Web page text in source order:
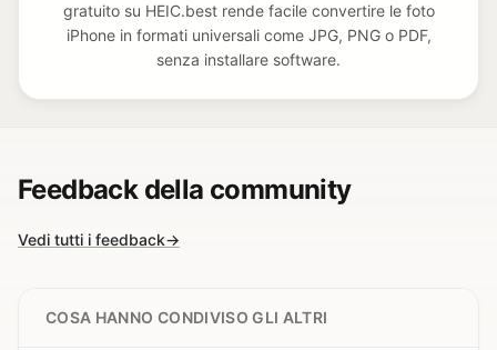
gratuito su HEIC.best rende facile convertire le foto
iPhone in formati universali come JPG, PNG o PDF,
senza installare software.
Feedback della community
Vedi tutti i feedback→
COSA HANNO CONDIVISO GLI ALTRI